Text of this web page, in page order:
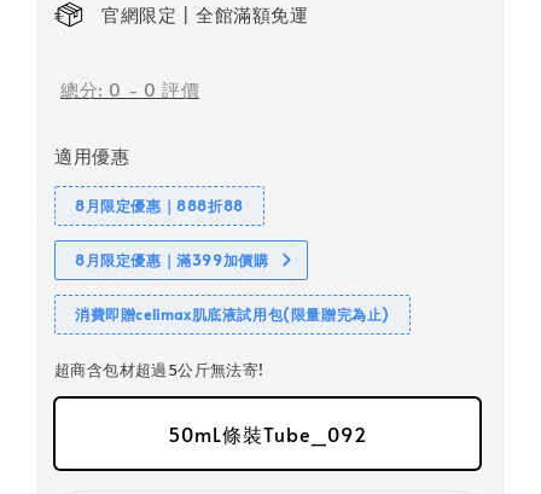
官網限定┃全館滿額免運
總分: 0 - 0 評價
適用優惠
8月限定優惠｜888折88
8月限定優惠｜滿399加價購
消費即贈celimax肌底液試用包(限量贈完為止)
超商含包材超過5公斤無法寄!
50mL條裝Tube_092